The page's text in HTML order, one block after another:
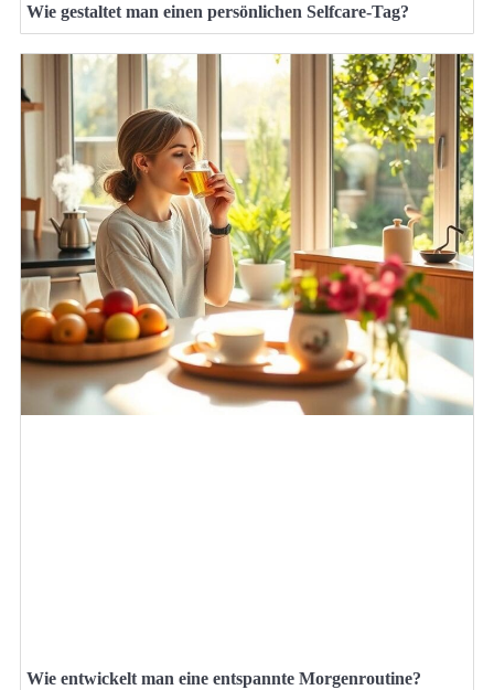
Wie gestaltet man einen persönlichen Selfcare-Tag?
Wie entwickelt man eine entspannte Morgenroutine?